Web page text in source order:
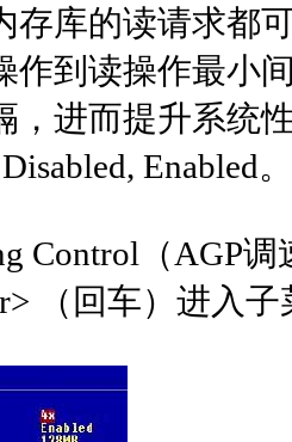
库的读请求都可
作到读操作最小
，进而提升系统
Enabled。
（AGP调
回车）进入子